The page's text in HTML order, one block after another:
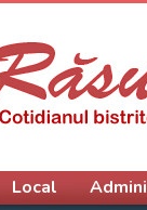
Local